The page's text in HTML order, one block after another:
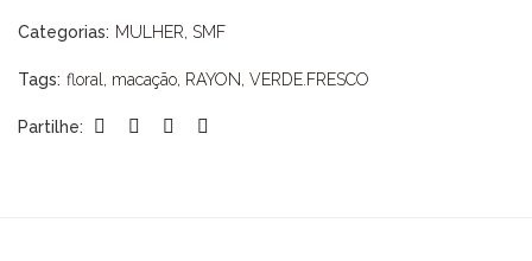
Categorias: MULHER, SMF
Tags: floral , macação, RAYON, VERDE.FRESCO
Partilhe: